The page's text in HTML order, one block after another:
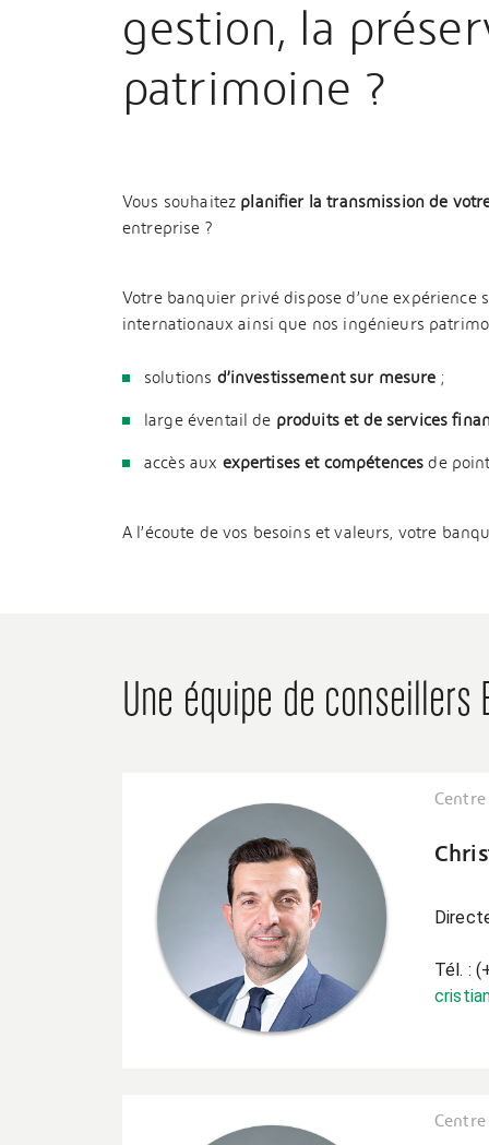
gestion, la
patrimoine ?
Vous souhaitez planifier la transmission de
entreprise ?
Votre banquier privé dispose d’une expérience
internationaux ainsi que nos ingénieurs
solutions d’investissement sur mesure ;
large éventail de produits et de services
accès aux expertises et compétences de
A l’écoute de vos besoins et valeurs, votre
Une équipe de
Tél. :